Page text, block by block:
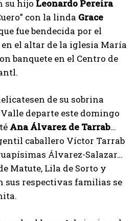
su hijo Leonardo Pereira
con la linda Grace
fue bendecida por el
el altar de la iglesia María
banquete en el Centro de
de su sobrina
departe este domingo
Ana Álvarez de Tarrab…
caballero Víctor Tarrab
Álvarez-Salazar…
Matute, Lila de Sorto y
sus respectivas familias se